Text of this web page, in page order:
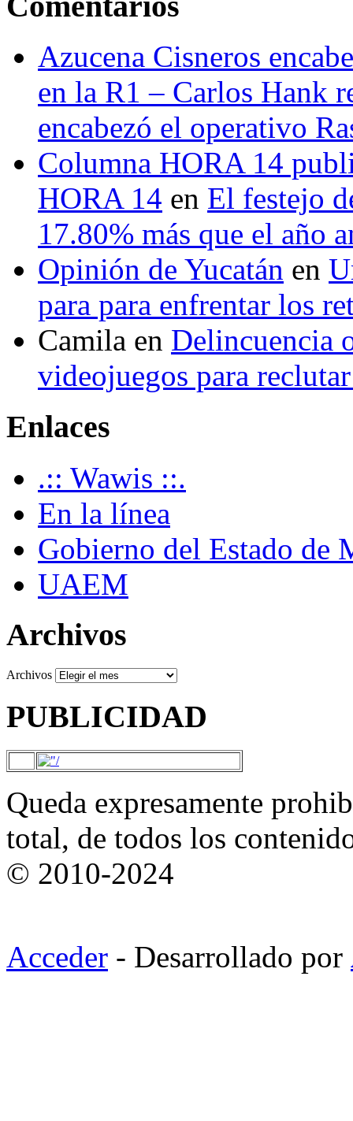
Azucena Cisneros
en la R1 – Carlos Hank
encabezó el operativo
Columna HORA 14
HORA 14 en El festejo
17.80% más que el año
Opinión de Yucatán en
para para enfrentar los
Camila en Delincuencia
videojuegos para
Enlaces
.:: Wawis ::.
En la línea
Gobierno del Estado de
UAEM
Archivos
Archivos
PUBLICIDAD
Queda expresamente
total, de todos los
© 2010-2024
Acceder - Desarrollado por